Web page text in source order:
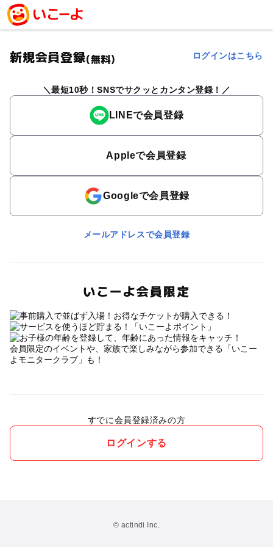
新規会員登録(無料) ログインはこちら
最短10秒！SNSでサクッとカンタン登録！
LINEで会員登録
Appleで会員登録
Googleで会員登録
メールアドレスで会員登録
いこーよ会員限定
会員限定のイベントや、家族で楽しみながら参加できる「いこー
よモニタークラブ」も！
すでに会員登録済みの方
ログインする
© actindi Inc.